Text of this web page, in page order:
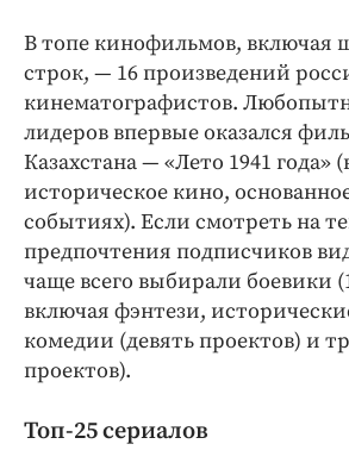
В топе кинофильмов, включая
строк, — 16 произведений
кинематографистов.
лидеров впервые оказался
Казахстана — «Лето 1941 года»
историческое кино,
событиях). Если смотреть на
предпочтения подписчиков
чаще всего выбирали боевики
включая фэнтези,
комедии (девять проектов) и
проектов).
Топ-25 сериалов